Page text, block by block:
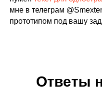
мне в телеграм
прототипом под вашу
Ответы